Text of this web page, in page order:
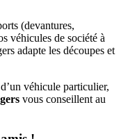
(devantures,
véhicules de société à
adapte les découpes et
d’un véhicule particulier,
vous conseillent au